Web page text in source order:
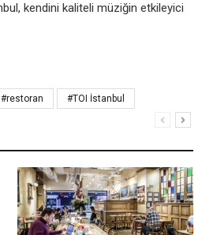
kendini kaliteli müziğin etkileyici
#restoran #TOI İstanbul